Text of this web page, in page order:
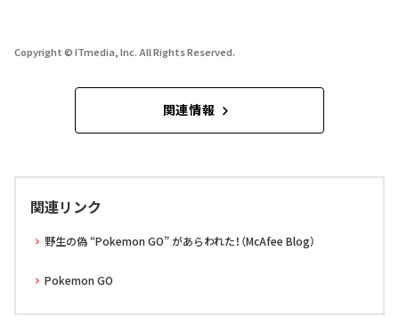
Copyright © ITmedia, Inc. All Rights Reserved.
関連情報
関連リンク
野生の偽 “Pokemon GO” があらわれた！（McAfee Blog）
Pokemon GO